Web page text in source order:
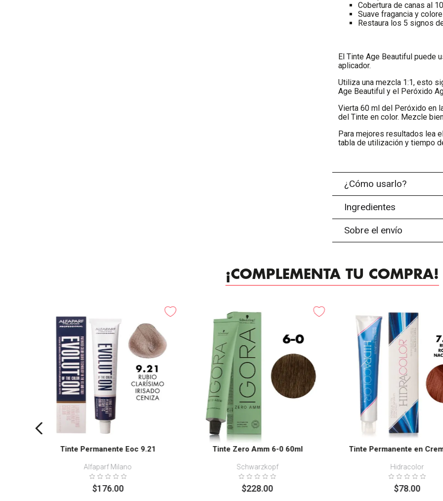
Cobertura de canas al
Suave fragancia y
Restaura los 5 signos
El Tinte Age Beautiful puede
aplicador.
Utiliza una mezcla 1:1, esto
Age Beautiful y el Peróxido
Vierta 60 ml del Peróxido en
del Tinte en color. Mezcle
Para mejores resultados lea
tabla de utilización y tiempo
¿Cómo usarlo?
Ingredientes
Sobre el envío
¡COMPLEMENTA TU COMPRA!
Tinte Permanente Eoc 9.21
Alfaparf Milano
$176.00
Tinte Zero Amm 6-0 60ml
Schwarzkopf
$228.00
Tinte Permanente en
Hidracolor
$78.00